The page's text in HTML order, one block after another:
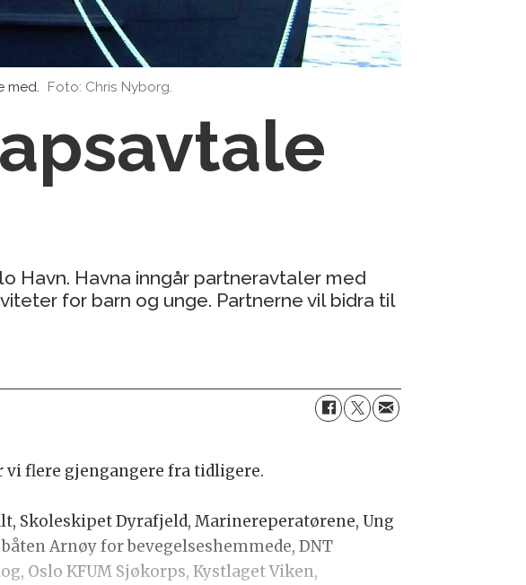
med. Foto: Chris Nyborg.
Havn. Havna inngår partneravtaler med
for barn og unge. Partnerne vil bidra til
flere gjengangere fra tidligere.
Skoleskipet Dyrafjeld, Marinereperatørene, Ung
Arnøy for bevegelseshemmede, DNT
Oslo KFUM Sjøkorps, Kystlaget Viken,